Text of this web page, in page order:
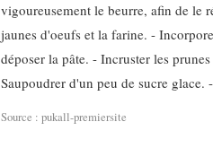
vigoureusement le beurre, afin de le
jaunes d'oeufs et la farine. -
déposer la pâte. - Incruster les
Saupoudrer d'un peu de sucre
Source : pukall-premiersite